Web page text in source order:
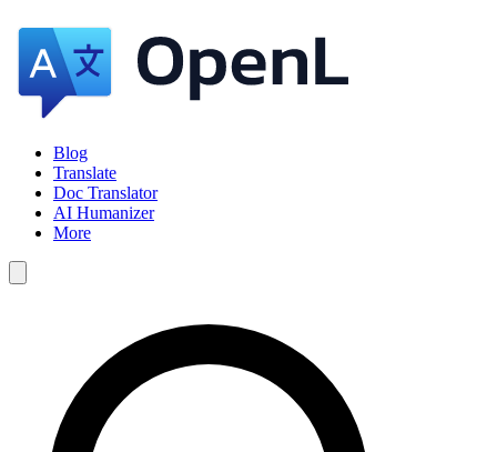
Blog
Translate
Doc Translator
AI Humanizer
More